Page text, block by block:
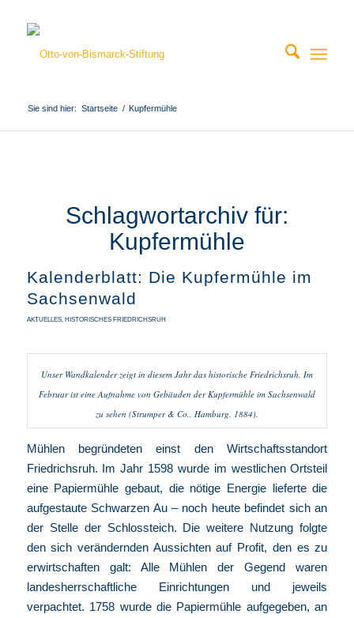
Sie sind hier: Startseite / Kupfermühle
Schlagwortarchiv für:
Kupfermühle
Kalenderblatt: Die Kupfermühle im
Sachsenwald
AKTUELLES, HISTORISCHES FRIEDRICHSRUH
Unser Wandkalenderzeigt in diesem Jahr das historische Friedrichsruh. Im
Februar ist eine Aufnahme von Gebäuden der Kupfermühle im Sachsenwald
zu sehen (Strumper & Co., Hamburg, 1884).
Mühlen begründeten einst den Wirtschaftsstandort
Friedrichsruh. Im Jahr 1598 wurde im westlichen Ortsteil
eine Papiermühle gebaut, die nötige Energie lieferte die
aufgestaute Schwarzen Au – noch heute befindet sich an
der Stelle der Schlossteich. Die weitere Nutzung folgte
den sich verändernden Aussichten auf Profit, den es zu
erwirtschaften galt: Alle Mühlen der Gegend waren
landesherrschaftliche Einrichtungen und jeweils
verpachtet. 1758 wurde die Papiermühle aufgegeben, an